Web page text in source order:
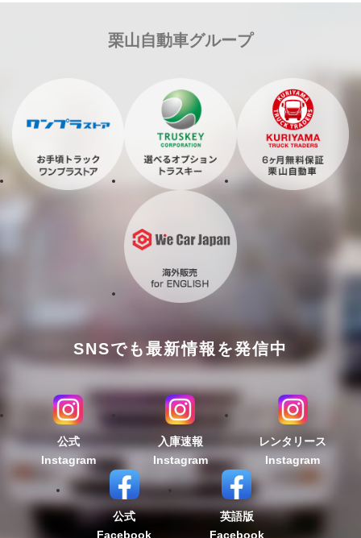
栗山自動車グループ
SNSでも最新情報を発信中
公式
Instagram
入庫速報
Instagram
レンタリース
Instagram
公式
Facebook
英語版
Facebook